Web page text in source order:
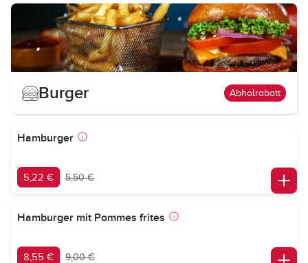
Burger Abholrabatt
Hamburger
5,22 € 5,50 €
Hamburger mit Pommes frites
8,55 € 9,00 €